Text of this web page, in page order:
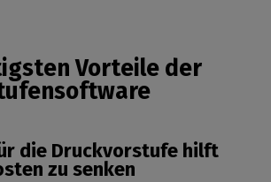
Vorteile der
die Druckvorstufe hilft
zu senken